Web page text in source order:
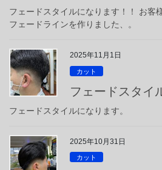
フェードスタイルになります！！ お客
フェードラインを作りました、。
2025年11月1日
カット
フェードスタイ
フェードスタイルになります。
2025年10月31日
カット